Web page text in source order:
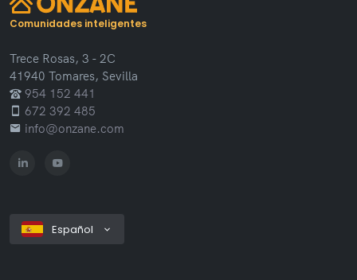
Comunidades inteligentes
Trece Rosas, 3 - 2C
41940 Tomares, Sevilla
954 152 441
672 392 485
info@onzane.com
Español